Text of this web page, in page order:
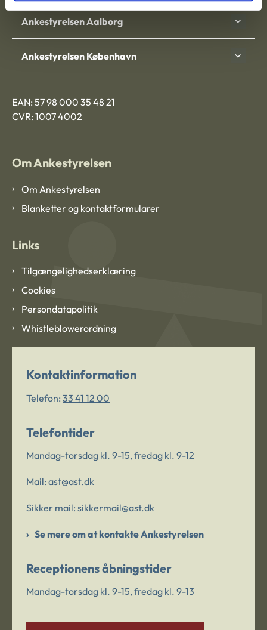
Ankestyrelsen Aalborg
Ankestyrelsen København
EAN: 57 98 000 35 48 21
CVR: 1007 4002
Om Ankestyrelsen
Om Ankestyrelsen
Blanketter og kontaktformularer
Links
Tilgængelighedserklæring
Cookies
Persondatapolitik
Whistleblowerordning
Kontaktinformation
Telefon: 33 41 12 00
Telefontider
Mandag-torsdag kl. 9-15, fredag kl. 9-12
Mail: ast@ast.dk
Sikker mail: sikkermail@ast.dk
Se mere om at kontakte Ankestyrelsen
Receptionens åbningstider
Mandag-torsdag kl. 9-15, fredag kl. 9-13